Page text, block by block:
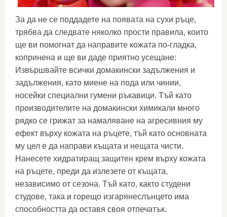
За да не се поддадете на появата на сухи ръце,
трябва да следвате няколко прости правила, които
ще ви помогнат да направите кожата по-гладка,
копринена и ще ви даде приятно усещане:
Извършвайте всички домакински задължения и
задължения, като миене на пода или чинии,
носейки специални гумени ръкавици. Тъй като
производителите на домакински химикали много
рядко се грижат за намаляване на агресивния му
ефект върху кожата на ръцете, тъй като основната
му цел е да направи къщата и нещата чисти.
Нанесете хидратиращ защитен крем върху кожата
на ръцете, преди да излезете от къщата,
независимо от сезона. Тъй като, както студени
студове, така и горещо изгарянеслънцето има
способността да оставя своя отпечатък.